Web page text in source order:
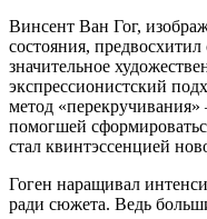
Винсент Ван Гог,
состояния,
значительное
экспрессионистский
метод
помогшей
стал квинтэссенцией
Гоген наращивал
ради сюжета. Ведь